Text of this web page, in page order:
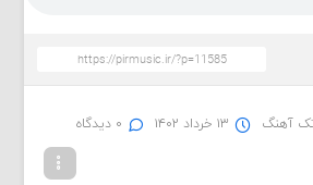
آهنگ ۱۳ خرداد ۱۴۰۲ ۰ دیدگاه